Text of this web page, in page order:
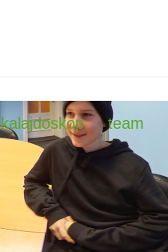
kalajdoskop team